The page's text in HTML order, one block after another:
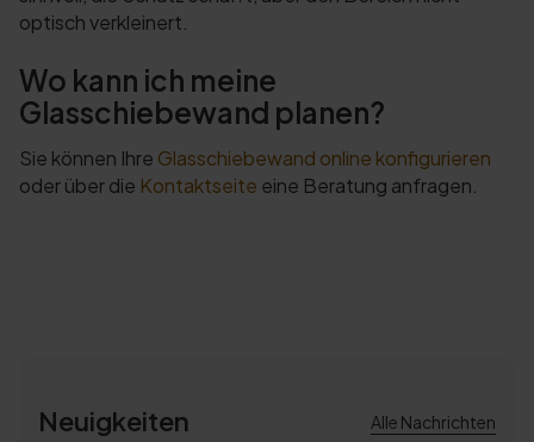
optisch verkleinert.
Wo kann ich meine
Glasschiebewand planen?
Sie können Ihre Glasschiebewand online konfigurieren
oder über die Kontaktseite eine Beratung anfragen.
Neuigkeiten Alle Nachrichten